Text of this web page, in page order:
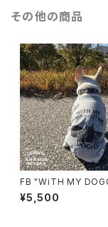
その他の商品
FB "WiTH MY
o" Raglan
¥5,500